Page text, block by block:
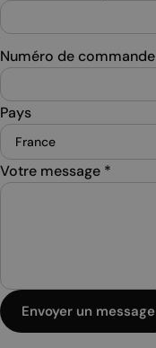
Numéro de commande
Pays
Votre message *
Envoyer un message